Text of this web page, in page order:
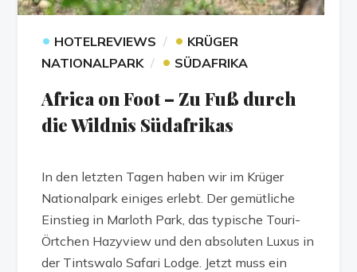
• HOTELREVIEWS • KRÜGER
NATIONALPARK
• SÜDAFRIKA
Africa on Foot – Zu Fuß durch
die Wildnis Südafrikas
In den letzten Tagen haben wir im Krüger
Nationalpark einiges erlebt. Der gemütliche
Einstieg in Marloth Park, das typische Touri-
Örtchen Hazyview und den absoluten Luxus in
der Tintswalo Safari Lodge. Jetzt muss ein